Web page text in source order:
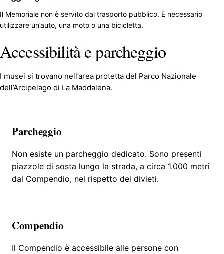
Il Memoriale non è servito dal trasporto pubblico. È necessario
utilizzare un’auto, una moto o una bicicletta.
Accessibilità e parcheggio
I musei si trovano nell’area protetta del Parco Nazionale
dell’Arcipelago di La Maddalena.
Parcheggio
Non esiste un parcheggio dedicato. Sono presenti
piazzole di sosta lungo la strada, a circa 1.000 metri
dal Compendio, nel rispetto dei divieti.
Compendio
Il Compendio è accessibile alle persone con